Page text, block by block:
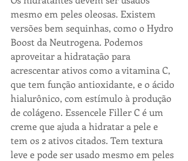
mesmo em peles oleosas. Existem
versões bem sequinhas, como o Hydro
Boost da Neutrogena. Podemos
aproveitar a hidratação para
acrescentar ativos como a vitamina C,
que tem função antioxidante, e o ácido
hialurônico, com estímulo à produção
de colágeno. Essencele Filler C é um
creme que ajuda a hidratar a pele e
tem os 2 ativos citados. Tem textura
leve e pode ser usado mesmo em peles